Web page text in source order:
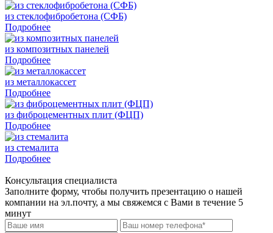
из стеклофибробетона (СФБ)
Подробнее
из композитных панелей
Подробнее
из металлокассет
Подробнее
из фиброцементных плит (ФЦП)
Подробнее
из стемалита
Подробнее
Консультация специалиста
Заполните форму, чтобы получить презентацию о нашей
компании на эл.почту, а мы свяжемся с Вами в течение 5
минут